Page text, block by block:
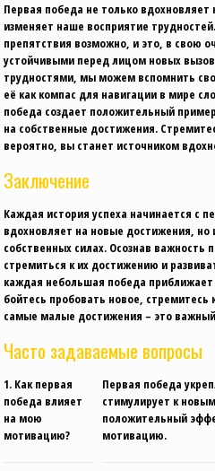
Первая победа не только
изменяет наше восприятие
препятствия возможно, и это, в свою
устойчивыми перед лицом новых
трудностями, мы можем вспомнить
её как компас для навигации в мире
победа создает положительный
на собственные достижения.
вероятно, вы станет источником
Заключение
Каждая история успеха начинается с
вдохновляет на новые достижения, но
собственных силах. Осознав
стремиться к их достижению и
каждая небольшая победа
бойтесь пробовать новое,
самые малые достижения – это
Часто задаваемые вопросы
1. Как первая
победа влияет
на мою
мотивацию?
Первая победа
стимулирует к
положительный
мотивацию.